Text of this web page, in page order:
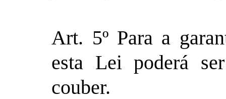
Art. 5º Para a
esta Lei poderá
couber.